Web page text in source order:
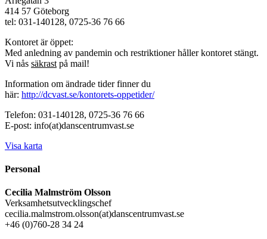
414 57 Göteborg
tel: 031-140128, 0725-36 76 66
Kontoret är öppet:
Med anledning av pandemin och restriktioner håller kontoret stängt.
Vi nås säkrast på mail!
Information om ändrade tider finner du
här: http://dcvast.se/kontorets-oppetider/
Telefon: 031-140128, 0725-36 76 66
E-post: info(at)danscentrumvast.se
Visa karta
Personal
Cecilia Malmström Olsson
Verksamhetsutvecklingschef
cecilia.malmstrom.olsson(at)danscentrumvast.se
+46 (0)760-28 34 24